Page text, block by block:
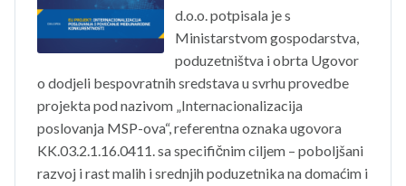
d.o.o. potpisala je s
Ministarstvom gospodarstva,
poduzetništva i obrta Ugovor
o dodjeli bespovratnih sredstava u svrhu provedbe
projekta pod nazivom „Internacionalizacija
poslovanja MSP-ova“, referentna oznaka ugovora
KK.03.2.1.16.0411. sa specifičnim ciljem – poboljšani
razvoj i rast malih i srednjih poduzetnika na domaćim i